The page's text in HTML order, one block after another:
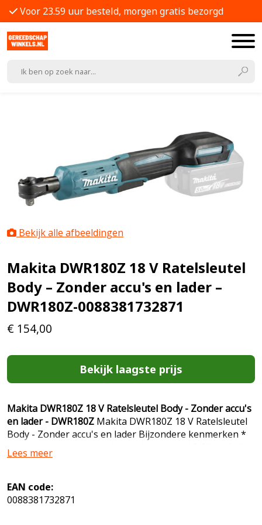
Voor 23.59 uur besteld, morgen gratis bezorgd
Bekijk alle afbeeldingen
Makita DWR180Z 18 V Ratelsleutel
Body – Zonder accu's en lader –
DWR180Z-0088381732871
€ 154,00
Bekijk laagste prijs
Makita DWR180Z 18 V Ratelsleutel Body - Zonder accu's
en lader - DWR180Z Makita DWR180Z 18 V Ratelsleutel
Body - Zonder accu's en lader Bijzondere kenmerken *
Lichte en compacte ratelsleutel met zowel 3/8" als 1/4"
vierkant aansluiting. * Met een koppel van 47,5 Nm
8.8. * Kan zonder dopadapter gebruikt worden om M8
(sleutel/dopmaat 13) moeren over een draadeind te
Lees meer
EAN code:
0088381732871